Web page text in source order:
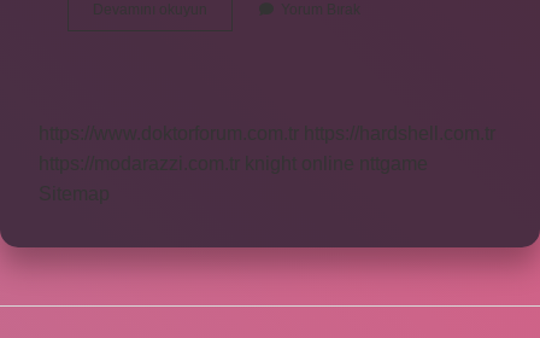
Devamını okuyun
Frekansı
Yorum Bırak
https://www.doktorforum.com.tr
https://hardshell.com.tr
https://modarazzi.com.tr
knight online
nttgame
Sitemap